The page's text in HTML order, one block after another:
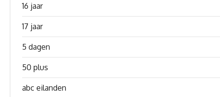
16 jaar
17 jaar
5 dagen
50 plus
abc eilanden